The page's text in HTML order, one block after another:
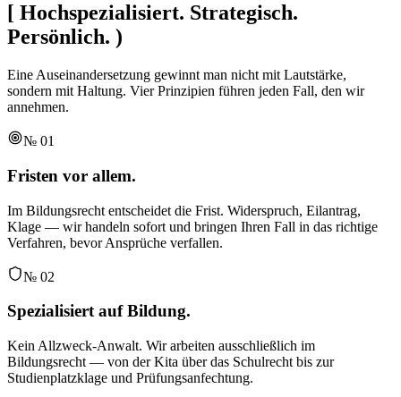
[ Hochspezialisiert. Strategisch.
Persönlich. )
Eine Auseinandersetzung gewinnt man nicht mit Lautstärke,
sondern mit Haltung. Vier Prinzipien führen jeden Fall, den wir
annehmen.
№ 01
Fristen vor allem.
Im Bildungsrecht entscheidet die Frist. Widerspruch, Eilantrag,
Klage — wir handeln sofort und bringen Ihren Fall in das richtige
Verfahren, bevor Ansprüche verfallen.
№ 02
Spezialisiert auf Bildung.
Kein Allzweck-Anwalt. Wir arbeiten ausschließlich im
Bildungsrecht — von der Kita über das Schulrecht bis zur
Studienplatzklage und Prüfungsanfechtung.